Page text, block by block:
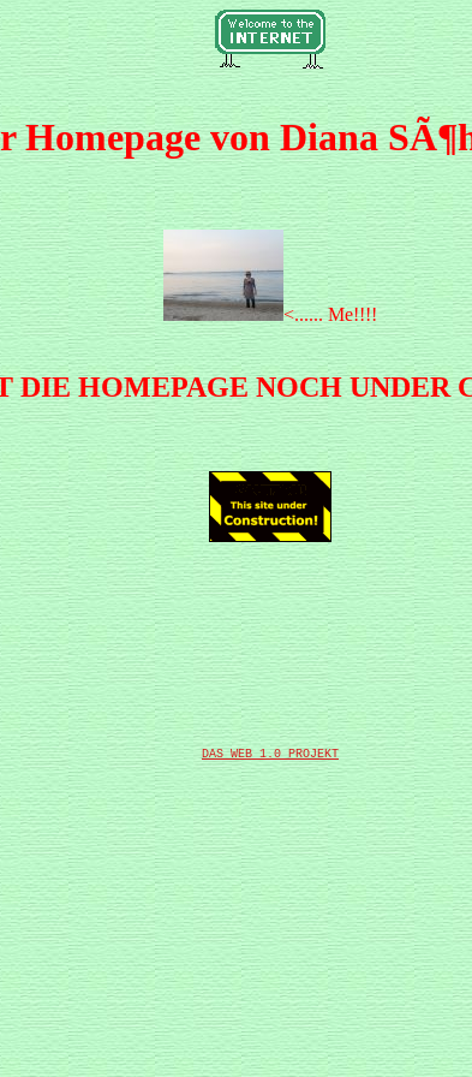
Homepage von Diana
<...... Me!!!!
DIE HOMEPAGE NOCH UNDER
DAS WEB 1.0 PROJEKT